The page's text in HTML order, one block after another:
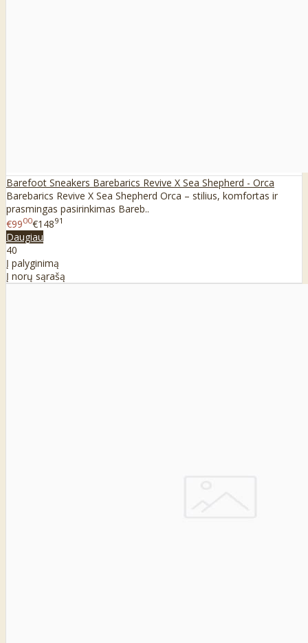
Barefoot Sneakers Barebarics Revive X Sea Shepherd - Orca
Barebarics Revive X Sea Shepherd Orca – stilius, komfortas ir
prasmingas pasirinkimas Bareb..
€9900€14891
Daugiau
40
Į palyginimą
Į norų sąrašą